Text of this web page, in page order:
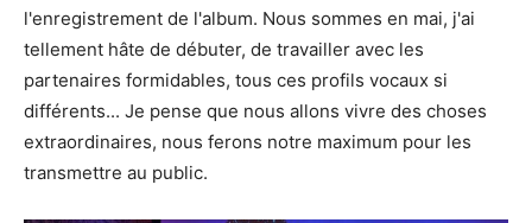
l'enregistrement de l'album. Nous sommes en mai, j'ai
tellement hâte de débuter, de travailler avec les
partenaires formidables, tous ces profils vocaux si
différents... Je pense que nous allons vivre des choses
extraordinaires, nous ferons notre maximum pour les
transmettre au public.